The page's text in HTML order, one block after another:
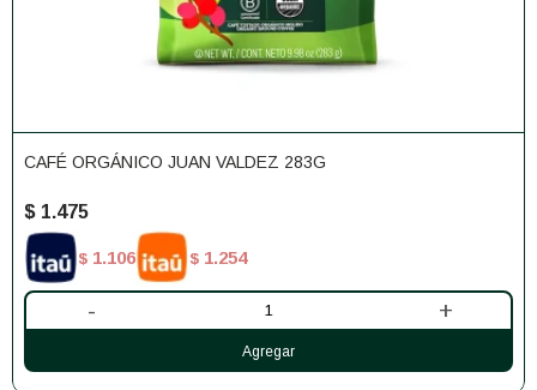
CAFÉ ORGÁNICO JUAN VALDEZ 283G
$ 1.475
$ 1.106 $ 1.254
- +